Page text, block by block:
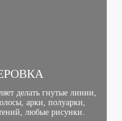
делать гнутые линии,
арки, полуарки,
любые рисунки.